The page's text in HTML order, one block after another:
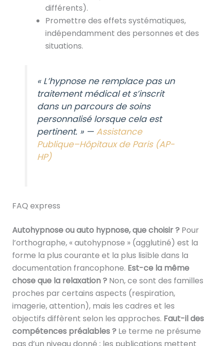
différents).
Promettre des effets systématiques,
indépendamment des personnes et des
situations.
« L’hypnose ne remplace pas un
traitement médical et s’inscrit
dans un parcours de soins
personnalisé lorsque cela est
pertinent. » — Assistance
Publique–Hôpitaux de Paris (AP-
HP)
FAQ express
Autohypnose ou auto hypnose, que choisir ?Pour
l’orthographe, « autohypnose » (agglutiné) est la
forme la plus courante et la plus lisible dans la
documentation francophone. Est-ce la même
chose que la relaxation ?Non, ce sont des familles
proches par certains aspects (respiration,
imagerie, attention), mais les cadres et les
objectifs diffèrent selon les approches. Faut-il des
compétences préalables ?Le terme ne présume
pas d’un niveau donné ; les publications mettent